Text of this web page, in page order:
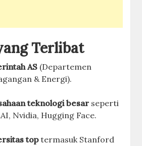
Terlibat
AS (Departemen
& Energi).
teknologi besar seperti
Nvidia, Hugging Face.
toptermasuk Stanford